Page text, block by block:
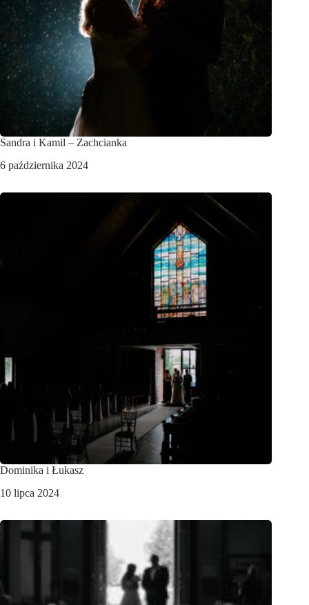
Sandra i Kamil – Zachcianka
6 października 2024
Dominika i Łukasz
10 lipca 2024